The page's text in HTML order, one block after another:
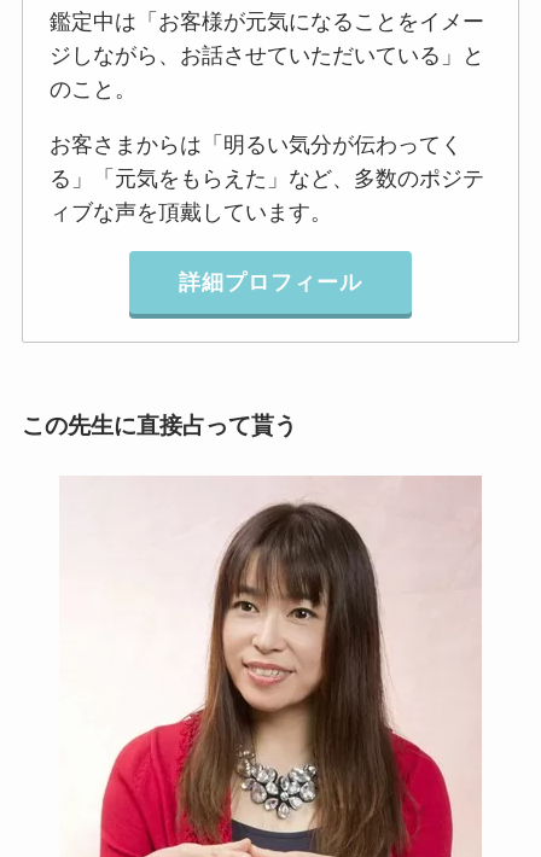
鑑定中は「お客様が元気になることをイメー
ジしながら、お話させていただいている」と
のこと。
お客さまからは「明るい気分が伝わってく
る」「元気をもらえた」など、多数のポジテ
ィブな声を頂戴しています。
詳細プロフィール
この先生に直接占って貰う